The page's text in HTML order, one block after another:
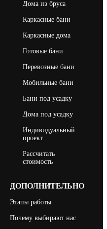
Дома из бруса
Каркасные бани
Каркасные дома
Готовые бани
Перевозные бани
Мобильные бани
Бани под усадку
Дома под усадку
Индивидуальный
проект
Рассчитать
стоимость
ДОПОЛНИТЕЛЬНО
Этапы работы
Почему выбирают нас